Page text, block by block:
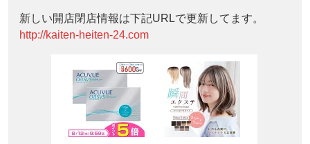
新しい開店閉店情報は下記URLで更新してます。
http://kaiten-heiten-24.com